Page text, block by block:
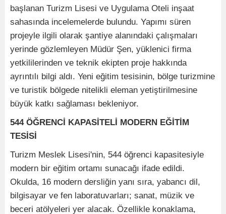
başlanan Turizm Lisesi ve Uygulama Oteli inşaat
sahasında incelemelerde bulundu. Yapımı süren
projeyle ilgili olarak şantiye alanındaki çalışmaları
yerinde gözlemleyen Müdür Şen, yüklenici firma
yetkililerinden ve teknik ekipten proje hakkında
ayrıntılı bilgi aldı. Yeni eğitim tesisinin, bölge turizmine
ve turistik bölgede nitelikli eleman yetiştirilmesine
büyük katkı sağlaması bekleniyor.
544 ÖĞRENCİ KAPASİTELİ MODERN EĞİTİM
TESİSİ
Turizm Meslek Lisesi'nin, 544 öğrenci kapasitesiyle
modern bir eğitim ortamı sunacağı ifade edildi.
Okulda, 16 modern dersliğin yanı sıra, yabancı dil,
bilgisayar ve fen laboratuvarları; sanat, müzik ve
beceri atölyeleri yer alacak. Özellikle konaklama,